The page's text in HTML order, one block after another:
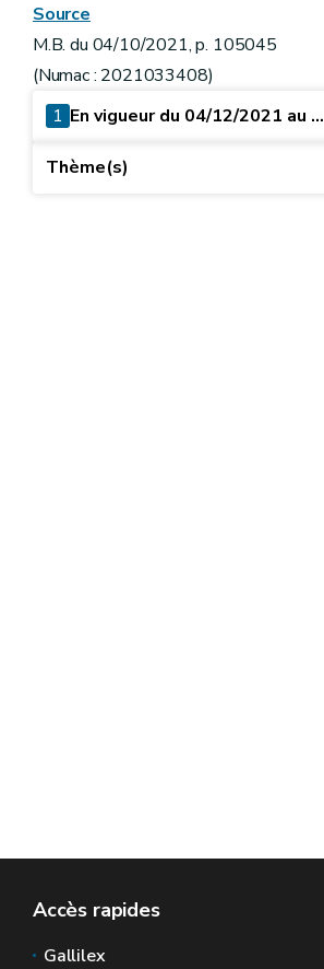
Source
M.B. du 04/10/2021, p. 105045
(Numac : 2021033408)
1 En vigueur du 04/12/2021 au ...
Thème(s)
Accès rapides
Gallilex